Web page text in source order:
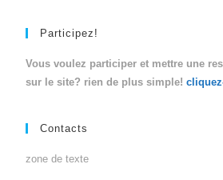
Participez!
Vous voulez participer et mettre une
sur le site? rien de plus simple!
Contacts
zone de texte